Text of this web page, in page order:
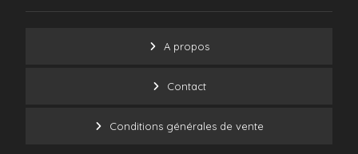
A propos
Contact
Conditions générales de vente